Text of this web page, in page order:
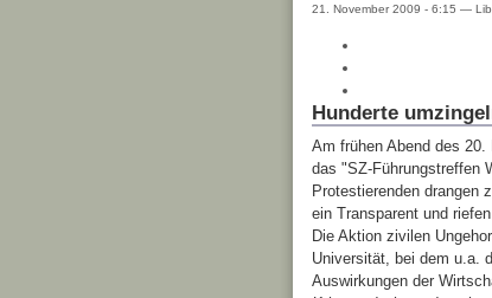
21. November 2009 - 6:15 —
Hunderte
Am frühen Abend des 20.
das "SZ-Führungstreffen
Protestierenden drangen
ein Transparent und riefen
Die Aktion zivilen
Universität, bei dem u.a.
Auswirkungen der